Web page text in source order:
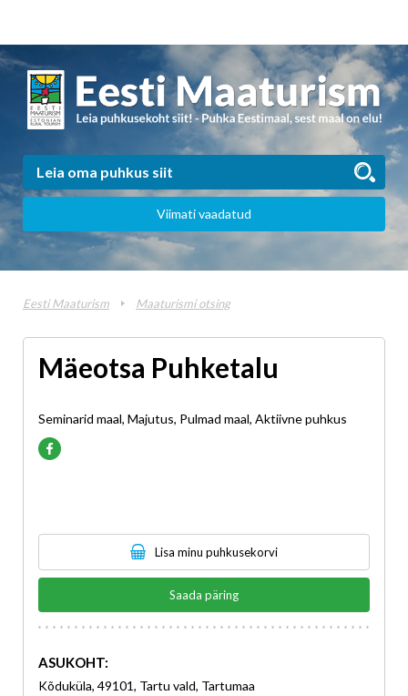
Viimati vaadatud
Eesti Maaturism Maaturismi otsing
Mäeotsa Puhketalu
Seminarid maal, Majutus, Pulmad maal, Aktiivne puhkus
Lisa minu puhkusekorvi
Saada päring
ASUKOHT:
Kõduküla, 49101, Tartu vald, Tartumaa